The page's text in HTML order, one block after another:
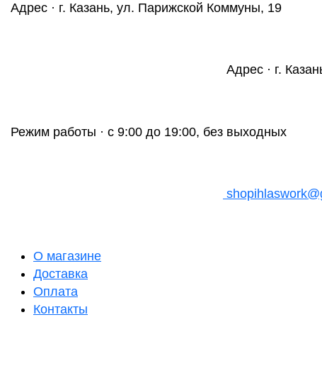
Адрес · г. Казань, ул. Парижской Коммуны, 19
Адрес · г.
Режим работы · с 9:00 до 19:00, без выходных
О магазине
Доставка
Оплата
Контакты